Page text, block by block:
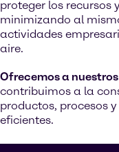
proteger los recursos
minimizando al
actividades
aire.
Ofrecemos a
contribuimos a la
productos, procesos
eficientes.